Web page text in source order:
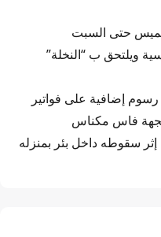
ويلتحق ب “النخلة”
إضافية على فواتير
بجهة فاس مكناس
سقوطه داخل بئر بمنزله